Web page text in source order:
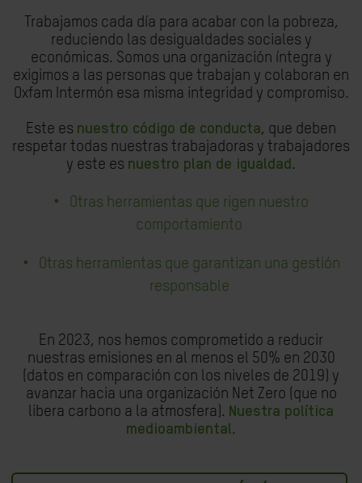
Trabajamos cada día para acabar con la pobreza,
reduciendo las desigualdades sociales y
económicas. Somos una organización íntegra y
exigimos a las personas que trabajan y colaboran en
Oxfam Intermón esa misma integridad y compromiso.
Este es nuestro código de conducta, que deben
respetar todas nuestras trabajadoras y trabajadores
y este es nuestro plan de igualdad .
Otras herramientas que rigen nuestro
comportamiento
Otras herramientas que garantizan una gestión
responsable
En 2023, nos hemos comprometido a reducir
nuestras emisiones en al menos el 50% en 2030
(datos en comparación con los niveles de 2019) y
avanzar hacia una organización Net Zero (que no
libera carbono a la atmosfera). Nuestra política
medioambiental.